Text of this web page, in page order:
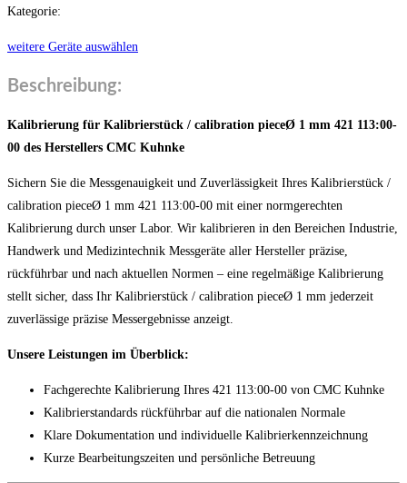
Kategorie:
weitere Geräte auswählen
Beschreibung:
Kalibrierung für Kalibrierstück / calibration pieceØ 1 mm 421 113:00-
00 des Herstellers CMC Kuhnke
Sichern Sie die Messgenauigkeit und Zuverlässigkeit Ihres Kalibrierstück /
calibration pieceØ 1 mm 421 113:00-00 mit einer normgerechten
Kalibrierung durch unser Labor. Wir kalibrieren in den Bereichen Industrie,
Handwerk und Medizintechnik Messgeräte aller Hersteller präzise,
rückführbar und nach aktuellen Normen – eine regelmäßige Kalibrierung
stellt sicher, dass Ihr Kalibrierstück / calibration pieceØ 1 mm jederzeit
zuverlässige präzise Messergebnisse anzeigt.
Unsere Leistungen im Überblick:
Fachgerechte Kalibrierung Ihres 421 113:00-00 von CMC Kuhnke
Kalibrierstandards rückführbar auf die nationalen Normale
Klare Dokumentation und individuelle Kalibrierkennzeichnung
Kurze Bearbeitungszeiten und persönliche Betreuung